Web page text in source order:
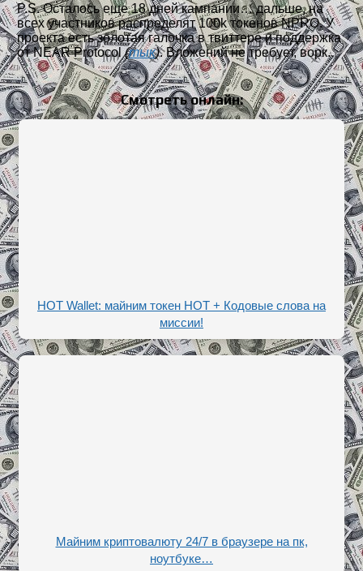
P.S. Осталось еще 18 дней кампании… дальше, на
всех участников распределят 100k токенов NPRO. У
проекта есть золотая галочка в твиттере и поддержка
от NEAR Protocol(тык). Вложений не требует, ворк.
Смотреть онлайн:
HOT Wallet: майним токен HOT + Кодовые слова на
миссии!
Майним криптовалюту 24/7 в браузере на пк,
ноутбуке…